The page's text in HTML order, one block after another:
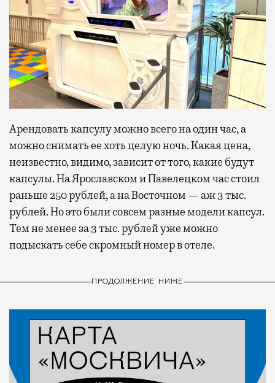
Арендовать капсулу можно всего на один час, а
можно снимать ее хоть целую ночь. Какая цена,
неизвестно, видимо, зависит от того, какие будут
капсулы. На Ярославском и Павелецком час стоил
раньше 250 рублей, а на Восточном — аж 3 тыс.
рублей. Но это были совсем разные модели капсул.
Тем не менее за 3 тыс. рублей уже можно
подыскать себе скромный номер в отеле.
ПРОДОЛЖЕНИЕ НИЖЕ